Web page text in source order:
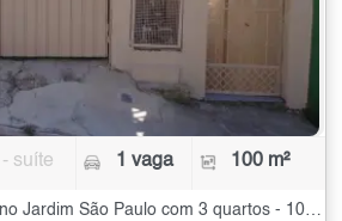
- suíte 1 vaga 100 m²
Sobrado para Alugar no Jardim São Paulo com 3 quartos - 100 m²